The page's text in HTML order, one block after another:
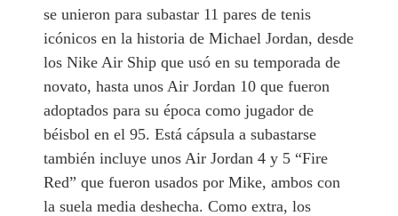
se unieron para subastar 11 pares de tenis
icónicos en la historia de Michael Jordan, desde
los Nike Air Ship que usó en su temporada de
novato, hasta unos Air Jordan 10 que fueron
adoptados para su época como jugador de
béisbol en el 95. Está cápsula a subastarse
también incluye unos Air Jordan 4 y 5 “Fire
Red” que fueron usados por Mike, ambos con
la suela media deshecha. Como extra, los